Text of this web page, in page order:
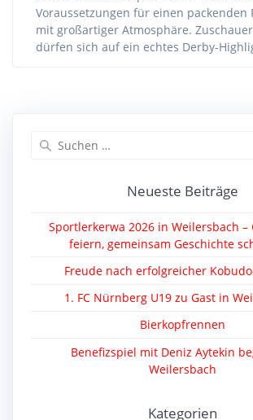
Voraussetzungen für einen packenden
mit großartiger Atmosphäre.
dürfen sich auf ein echtes Derby-
Neueste Beiträge
Sportlerkerwa 2026 in Weilersbach –
feiern, gemeinsam Geschichte
Freude nach erfolgreicher
1. FC Nürnberg U19 zu Gast in
Bierkopfrennen
Benefizspiel mit Deniz Aytekin
Weilersbach
Kategorien